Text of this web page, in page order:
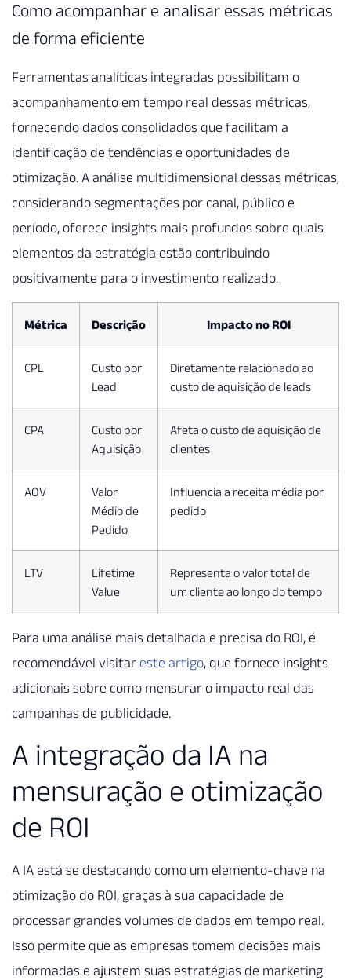
Como acompanhar e analisar essas métricas
de forma eficiente
Ferramentas analíticas integradas possibilitam o
acompanhamento em tempo real dessas métricas,
fornecendo dados consolidados que facilitam a
identificação de tendências e oportunidades de
otimização. A análise multidimensional dessas métricas,
considerando segmentações por canal, público e
período, oferece insights mais profundos sobre quais
elementos da estratégia estão contribuindo
positivamente para o investimento realizado.
Métrica Descrição Impacto no ROI
CPL
Custo por
Lead
Diretamente relacionado ao
custo de aquisição de leads
CPA
Custo por
Aquisição
Afeta o custo de aquisição de
clientes
AOV
Valor
Médio de
Pedido
Influencia a receita média por
pedido
LTV
Lifetime
Value
Representa o valor total de
um cliente ao longo do tempo
Para uma análise mais detalhada e precisa do ROI, é
recomendável visitar este artigo, que fornece insights
adicionais sobre como mensurar o impacto real das
campanhas de publicidade.
A integração da IA na
mensuração e otimização
de ROI
A IA está se destacando como um elemento-chave na
otimização do ROI, graças à sua capacidade de
processar grandes volumes de dados em tempo real.
Isso permite que as empresas tomem decisões mais
informadas e ajustem suas estratégias de marketing